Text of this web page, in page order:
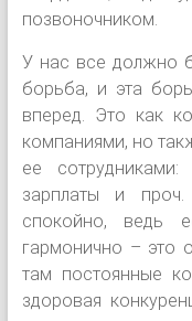
позвоночником.
У нас все должно
борьба, и эта
вперед. Это как
компаниями, но
ее
зарплаты и
спокойно, ведь
гармонично – это
там постоянные
здоровая